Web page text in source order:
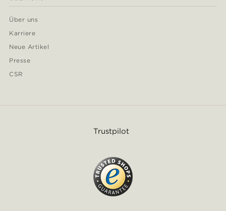
Über uns
Karriere
Neue Artikel
Presse
CSR
Trustpilot